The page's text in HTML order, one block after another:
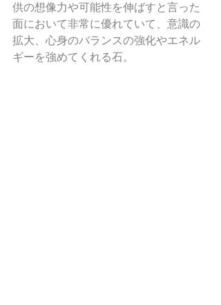
供の想像力や可能性を伸ばすと言った
面において非常に優れていて、意識の
拡大、心身のバランスの強化やエネル
ギーを強めてくれる石。